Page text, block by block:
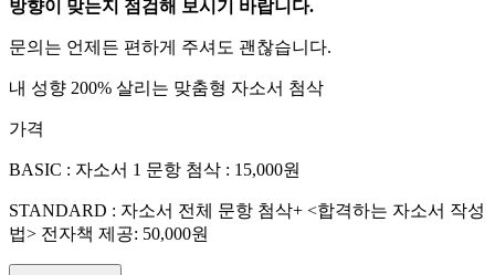
방향이 맞는지 점검해 보시기 바랍니다.
문의는 언제든 편하게 주셔도 괜찮습니다.
내 성향 200% 살리는 맞춤형 자소서 첨삭
가격
BASIC : 자소서 1 문항 첨삭 : 15,000원
STANDARD : 자소서 전체 문항 첨삭+ <합격하는 자소서 작성
법> 전자책 제공: 50,000원